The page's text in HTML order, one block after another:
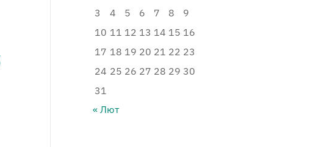
3
4 5 6 7 8
9
10 11 12 13 14 15 16
17 18 19 20 21 22 23
24 25 26 27 28 29 30
31
« Лют